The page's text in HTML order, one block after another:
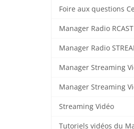
Manager Radio RCAST
Streaming Vidéo